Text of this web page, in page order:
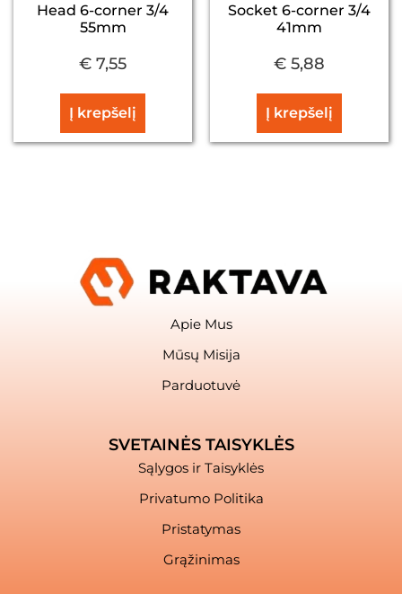
Head 6-corner 3/4
55mm
€ 7,55
Į krepšelį
Socket 6-corner 3/4
41mm
€ 5,88
Į krepšelį
Apie Mus
Mūsų Misija
Parduotuvė
SVETAINĖS TAISYKLĖS
Sąlygos ir Taisyklės
Privatumo Politika
Pristatymas
Grąžinimas